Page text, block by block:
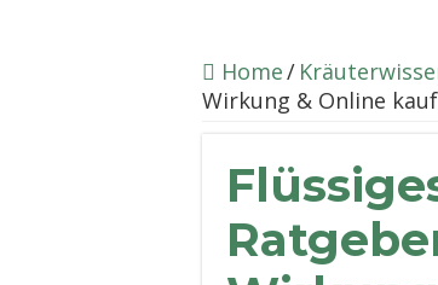
Home/
Wirkung & Online